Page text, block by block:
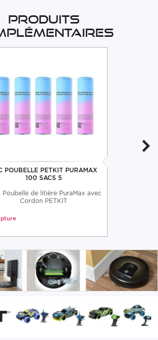
Produits
POUBELLE PETKIT PURAMAX
100 SACS 5
Poubelle de litière PuraMax avec
Cordon PETKIT